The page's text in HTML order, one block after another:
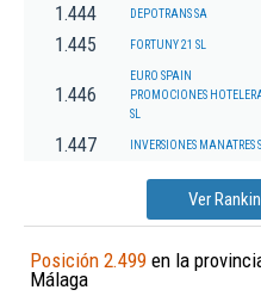
1.444 DEPOTRANS SA
1.445 FORTUNY 21 SL
1.446
EURO SPAIN
PROMOCIONES
SL
1.447 INVERSIONES MANATRES SL
Ver
Posición 2.499 en la
Málaga